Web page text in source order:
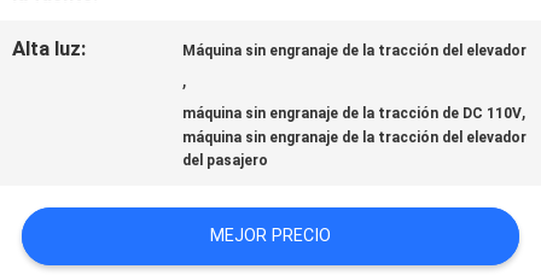
NOTICIAS
MAPA
Alta luz: Máquina sin engranaje de la tracción del elevador
,
máquina sin engranaje de la tracción de DC 110V,
máquina sin engranaje de la tracción del elevador
del pasajero
MEJOR PRECIO